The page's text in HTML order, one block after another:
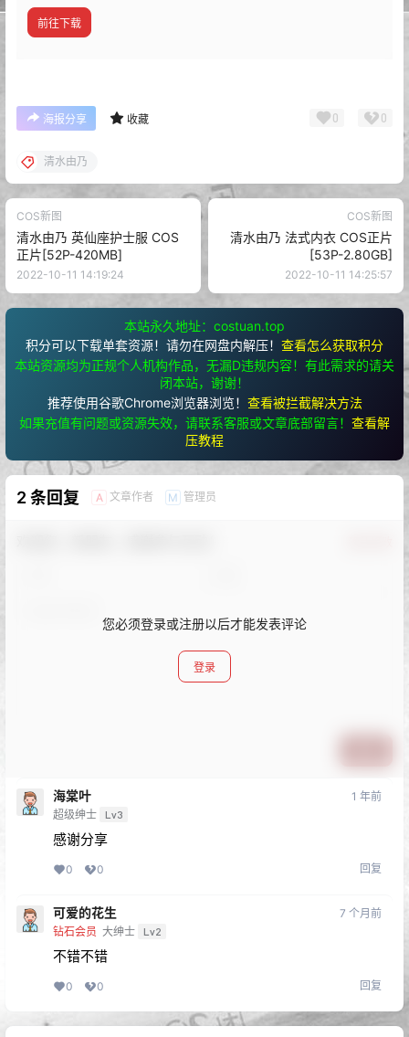
前往下载
海报分享 收藏 0 0
清水由乃
COS新图
清水由乃 英仙座护士服 COS
正片[52P-420MB]
2022-10-11 14:19:24
COS新图
清水由乃 法式内衣 COS正片
[53P-2.80GB]
2022-10-11 14:25:57
本站永久地址：costuan.top
积分可以下载单套资源！请勿在网盘内解压！ 查看怎么获取积分
本站资源均为正规个人机构作品，无漏D违规内容！有此需求的请关
闭本站，谢谢！
推荐使用谷歌Chrome浏览器浏览！ 查看被拦截解决方法
如果充值有问题或资源失效，请联系客服或文章底部留言！ 查看解
压教程
2 条回复 A 文章作者 M 管理员
您必须登录或注册以后才能发表评论
登录
海棠叶
超级绅士 Lv3
1 年前
感谢分享
0 0 回复
可爱的花生
钻石会员 大绅士 Lv2
7 个月前
不错不错
0 0 回复